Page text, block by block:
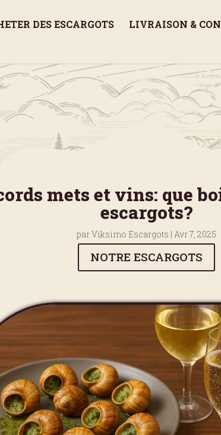
DES ESCARGOTS LIVRAISON &
mets et vins: que
escargots?
parViksimo Escargots | Avr 7, 2025
NOTRE ESCARGOTS